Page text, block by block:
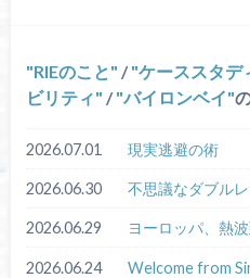
RIEのこと / ケーススタデ
ビリティ
/ バイロンベイ
2026.07.01 現実逃避の術
2026.06.30 不思議なダブル
2026.06.29 ヨーロッパ、熱
2026.06.24 Welcome from